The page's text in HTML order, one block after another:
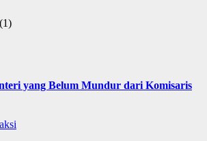
(1)
yang Belum Mundur dari Komisaris